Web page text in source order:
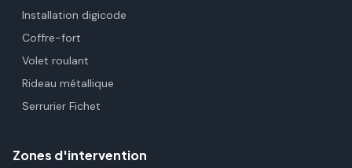
Installation digicode
Coffre-fort
Volet roulant
Rideau métallique
Serrurier Fichet
Zones d'intervention